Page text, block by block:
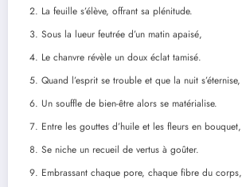
La feuille s’élève, offrant sa plénitude.
Sous la lueur feutrée d’un matin apaisé,
Le chanvre révèle un doux éclat tamisé.
Quand l’esprit se trouble et que la nuit s’éternise,
Un souffle de bien-être alors se matérialise.
Entre les gouttes d’huile et les fleurs en bouquet,
Se niche un recueil de vertus à goûter.
Embrassant chaque pore, chaque fibre du corps,